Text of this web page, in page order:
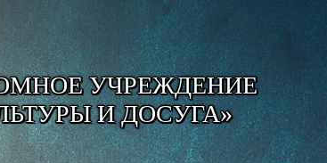
УЧРЕЖДЕНИЕ
И ДОСУГА»